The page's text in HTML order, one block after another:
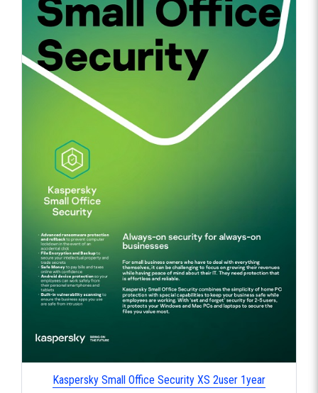
Kaspersky Small Office Security XS 2user 1year